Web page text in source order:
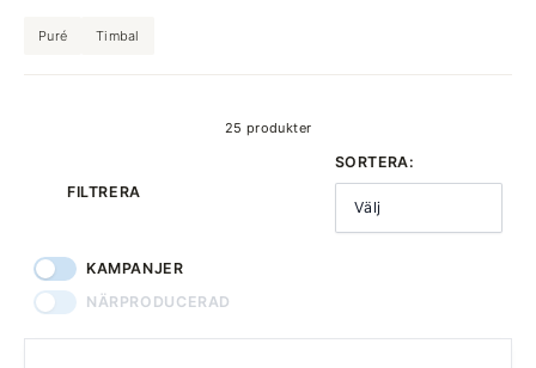
Puré Timbal
25 produkter
FILTRERA
SORTERA:
Välj
KAMPANJER
NÄRPRODUCERAD